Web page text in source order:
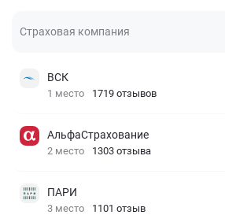
Страховая компания
ВСК
1 место 1719 отзывов
АльфаСтрахование
2 место 1303 отзыва
ПАРИ
3 место 1101 отзыв